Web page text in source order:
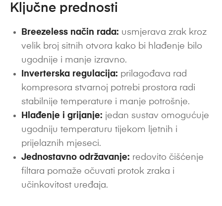
Ključne prednosti
Breezeless način rada: usmjerava zrak kroz
velik broj sitnih otvora kako bi hlađenje bilo
ugodnije i manje izravno.
Inverterska regulacija: prilagođava rad
kompresora stvarnoj potrebi prostora radi
stabilnije temperature i manje potrošnje.
Hlađenje i grijanje: jedan sustav omogućuje
ugodniju temperaturu tijekom ljetnih i
prijelaznih mjeseci.
Jednostavno održavanje: redovito čišćenje
filtara pomaže očuvati protok zraka i
učinkovitost uređaja.